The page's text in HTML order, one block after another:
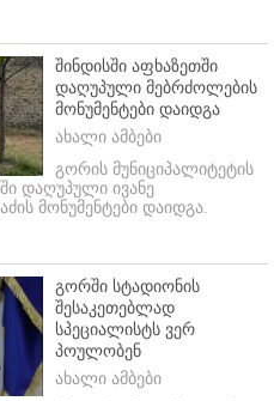
შინდისში აფხაზეთში
დაღუპული მებრძოლების
მონუმენტები დაიდგა
ახალი ამბები
გორის მუნიციპალიტეტის
დაღუპული ივანე
მონუმენტები დაიდგა.
გორში სტადიონის
შესაკეთებლად
სპეციალისტს ვერ
პოულობენ
ახალი ამბები